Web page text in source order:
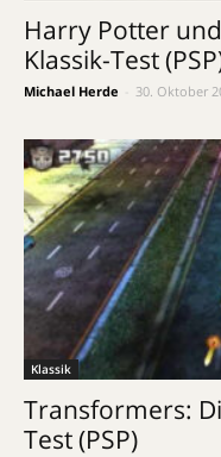
Harry Potter
Klassik-Test
Michael Herde 30. Oktober
Klassik
Transformers:
Test (PSP)